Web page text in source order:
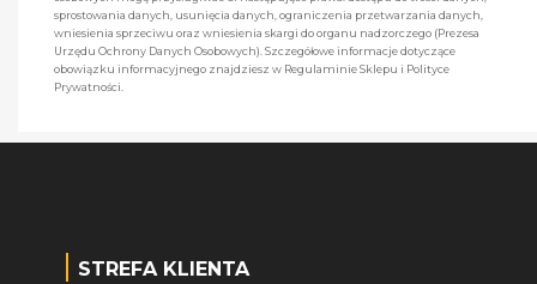
sprostowania danych, usunięcia danych, ograniczenia przetwarzania danych,
wniesienia sprzeciwu oraz wniesienia skargi do organu nadzorczego (Prezesa
Urzędu Ochrony Danych Osobowych). Szczegółowe informacje dotyczące
obowiązku informacyjnego znajdziesz w Regulaminie Sklepu i Polityce
Prywatności.
STREFA KLIENTA